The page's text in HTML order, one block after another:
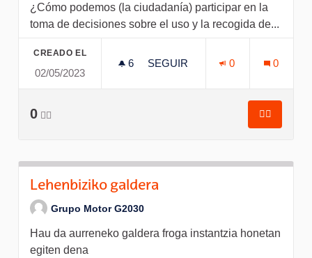
¿Cómo podemos (la ciudadanía) participar en la
toma de decisiones sobre el uso y la recogida de...
CREADO EL
02/05/2023
6 6 SEGUIDORAS
SEGUIR
0 0
0 👍🏽
👍🏽
¿Cómo
Lehenbiziko galdera
Grupo Motor G2030
Hau da aurreneko galdera froga instantzia honetan
egiten dena